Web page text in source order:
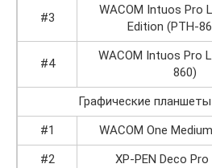
#3
WACOM Intuos Pro
Edition (PTH-
#4
WACOM Intuos Pro
860)
Графические
#1
WACOM One
#2
XP-PEN Deco